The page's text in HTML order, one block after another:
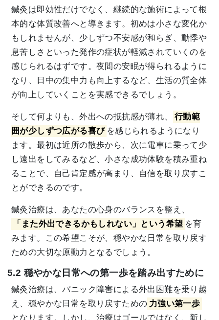
鍼灸は即効性だけでなく、継続的な施術によって根
本的な体質改善へと導きます。初めは小さな変化か
もしれませんが、少しずつ不安感が和らぎ、動悸や
息苦しさといった発作の症状が軽減されていくのを
感じられるはずです。夜間の安眠が得られるように
なり、日中の集中力も向上するなど、生活の質全体
が向上していくことを実感できるでしょう。
そして何よりも、外出への抵抗感が薄れ、
行動範
囲が少しずつ広がる喜び を感じられるようになり
ます。最初は近所の散歩から、次に電車に乗って少
し遠出をしてみるなど、小さな成功体験を積み重ね
ることで、自己肯定感が高まり、自信を取り戻すこ
とができるのです。
鍼灸治療は、あなたの心身のバランスを整え、
「また外出できるかもしれない」という希望 を育
みます。この希望こそが、穏やかな日常を取り戻す
ための大切な原動力となるでしょう。
5.2 穏やかな日常への第一歩を踏み出すために
鍼灸治療は、パニック障害による外出困難を乗り越
え、穏やかな日常を取り戻すための 力強い第一歩
となります。しかし、治療はゴールではなく、新し